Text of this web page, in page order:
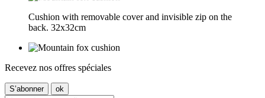
Cushion with removable cover and invisible zip on the
back. 32x32cm
Recevez nos offres spéciales